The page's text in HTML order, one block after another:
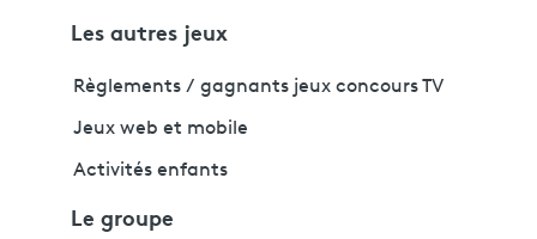
Les autres jeux
Règlements / gagnants jeux concours TV
Jeux web et mobile
Activités enfants
Le groupe